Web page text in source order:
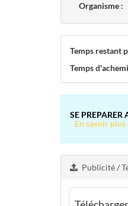
Organisme :
Temps restant
Temps
SE PREPARER
En savoir plus
Publicité /